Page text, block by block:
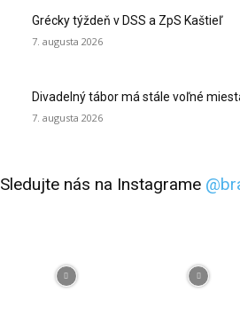
Grécky týždeň v DSS a ZpS Kaštieľ
7. augusta 2026
Divadelný tábor má stále voľné
7. augusta 2026
Sledujte nás na Instagrame